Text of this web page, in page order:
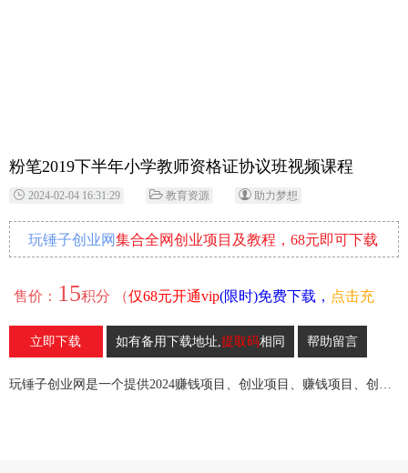
粉笔2019下半年小学教师资格证协议班视频课程
2024-02-04 16:31:29 教育资源 助力梦想
玩锤子创业网集合全网创业项目及教程，68元即可下载
售价： 15积分 （仅68元开通vip(限时)免费下载， 点击充
）
立即下载 如有备用下载地址,提取码相同 帮助留言
玩锤子创业网是一个提供2024赚钱项目、创业项目、赚钱项目、创业赚钱教程、引流教程的创业网,欢迎来玩锤子创业网！